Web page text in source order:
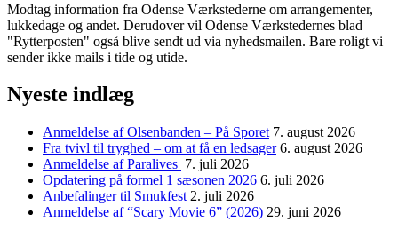
Modtag information fra Odense Værkstederne om arrangementer,
lukkedage og andet. Derudover vil Odense Værkstedernes blad
"Rytterposten" også blive sendt ud via nyhedsmailen. Bare roligt vi
sender ikke mails i tide og utide.
Nyeste indlæg
Anmeldelse af Olsenbanden – På Sporet 7. august 2026
Fra tvivl til tryghed – om at få en ledsager 6. august 2026
Anmeldelse af Paralives 7. juli 2026
Opdatering på formel 1 sæsonen 2026 6. juli 2026
Anbefalinger til Smukfest 2. juli 2026
Anmeldelse af “Scary Movie 6” (2026) 29. juni 2026